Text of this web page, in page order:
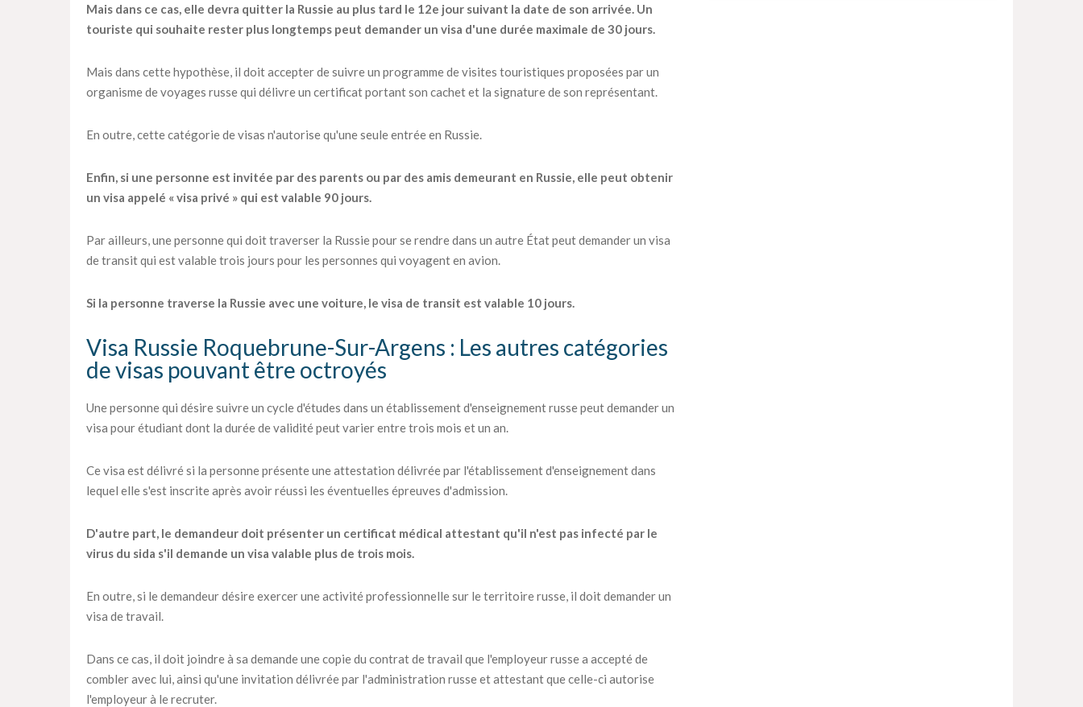
Mais dans ce cas, elle devra quitter la Russie au plus tard le 12e jour suivant la date de son arrivée. Un
touriste qui souhaite rester plus longtemps peut demander un visa d'une durée maximale de 30 jours.
Mais dans cette hypothèse, il doit accepter de suivre un programme de visites touristiques proposées par un
organisme de voyages russe qui délivre un certificat portant son cachet et la signature de son représentant.
En outre, cette catégorie de visas n'autorise qu'une seule entrée en Russie.
Enfin, si une personne est invitée par des parents ou par des amis demeurant en Russie, elle peut obtenir
un visa appelé « visa privé » qui est valable 90 jours.
Par ailleurs, une personne qui doit traverser la Russie pour se rendre dans un autre État peut demander un visa
de transit qui est valable trois jours pour les personnes qui voyagent en avion.
Si la personne traverse la Russie avec une voiture, le visa de transit est valable 10 jours.
Visa Russie Roquebrune-Sur-Argens : Les autres catégories
de visas pouvant être octroyés
Une personne qui désire suivre un cycle d'études dans un établissement d'enseignement russe peut demander un
visa pour étudiant dont la durée de validité peut varier entre trois mois et un an.
Ce visa est délivré si la personne présente une attestation délivrée par l'établissement d'enseignement dans
lequel elle s'est inscrite après avoir réussi les éventuelles épreuves d'admission.
D'autre part, le demandeur doit présenter un certificat médical attestant qu'il n'est pas infecté par le
virus du sida s'il demande un visa valable plus de trois mois.
En outre, si le demandeur désire exercer une activité professionnelle sur le territoire russe, il doit demander un
visa de travail.
Dans ce cas, il doit joindre à sa demande une copie du contrat de travail que l'employeur russe a accepté de
combler avec lui, ainsi qu'une invitation délivrée par l'administration russe et attestant que celle-ci autorise
l'employeur à le recruter.